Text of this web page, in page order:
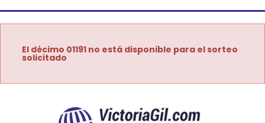
El décimo 01191 no está disponible para el sorteo
solicitado